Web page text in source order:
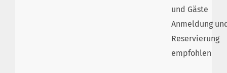
und Gäste
Anmeldung
Reservierung
empfohlen